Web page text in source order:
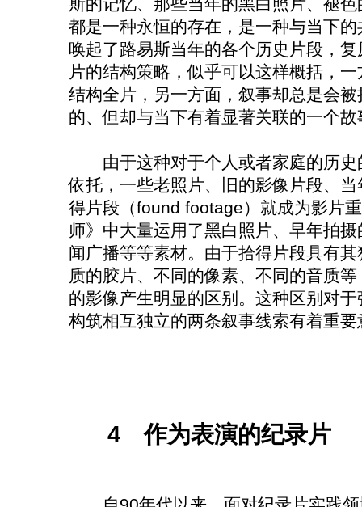
都是一种永恒的存在，是一种与当下
唤起了路易斯当年的各个历史片段，
片的结构策略，似乎可以这样概括，
结构全片，另一方面，叙事却总是会
的、但却与当下有着显著关联的一个故
由于这种对于个人或者家庭的历史
依托，一些老照片、旧的影像片段、
得片段（found footage）就成为影片
师》中大量运用了黑白照片、早年拍
闻广播等等素材。由于拾得片段具有
质的胶片、不同的像素、不同的音质
的影像产生明显的区别。这种区别对
构筑相互独立的两条叙事线索有着重要
4 作为表演的纪录片